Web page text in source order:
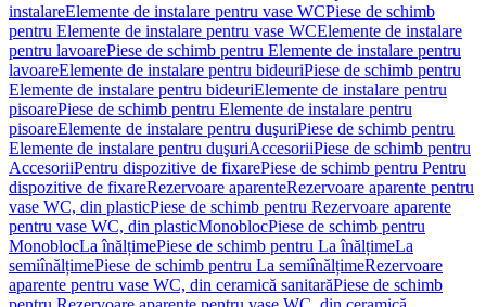
instalareElemente de instalare pentru vase WCPiese de schimb
pentru Elemente de instalare pentru vase WCElemente de instalare
pentru lavoarePiese de schimb pentru Elemente de instalare pentru
lavoareElemente de instalare pentru bideuriPiese de schimb pentru
Elemente de instalare pentru bideuriElemente de instalare pentru
pisoarePiese de schimb pentru Elemente de instalare pentru
pisoareElemente de instalare pentru duşuriPiese de schimb pentru
Elemente de instalare pentru duşuriAccesoriiPiese de schimb pentru
AccesoriiPentru dispozitive de fixarePiese de schimb pentru Pentru
dispozitive de fixareRezervoare aparenteRezervoare aparente pentru
vase WC, din plasticPiese de schimb pentru Rezervoare aparente
pentru vase WC, din plasticMonoblocPiese de schimb pentru
MonoblocLa înălțimePiese de schimb pentru La înălțimeLa
semiînălțimePiese de schimb pentru La semiînălțimeRezervoare
aparente pentru vase WC, din ceramică sanitarăPiese de schimb